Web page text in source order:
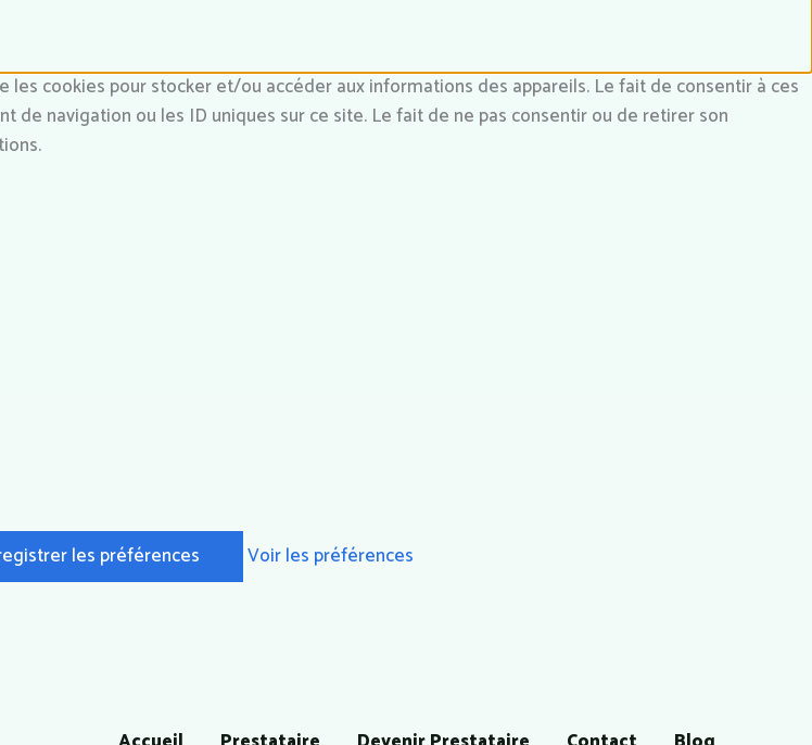
cookies pour stocker et/ou accéder aux informations des appareils. Le fait de consentir à ces
navigation ou les ID uniques sur ce site. Le fait de ne pas consentir ou de retirer son
les préférences
Voir les préférences